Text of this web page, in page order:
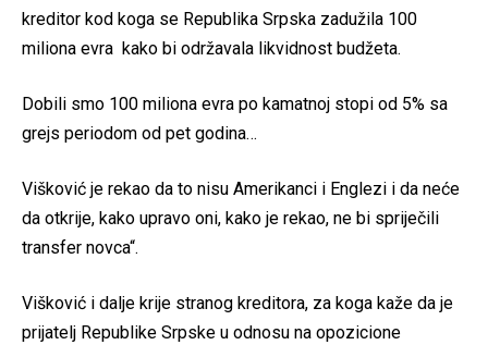
kreditor kod koga se Republika Srpska zadužila 100
miliona evra kako bi održavala likvidnost budžeta.
Dobili smo 100 miliona evra po kamatnoj stopi od 5% sa
grejs periodom od pet godina…
Višković je rekao da to nisu Amerikanci i Englezi i da neće
da otkrije, kako upravo oni, kako je rekao, ne bi spriječili
transfer novca“.
Višković i dalje krije stranog kreditora, za koga kaže da je
prijatelj Republike Srpske u odnosu na opozicione